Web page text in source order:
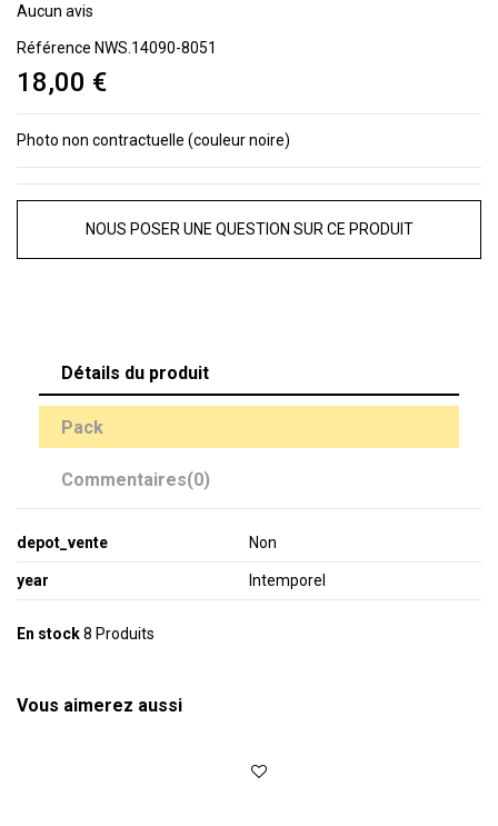
Aucun avis
Référence NWS.14090-8051
18,00 €
Photo non contractuelle (couleur noire)
NOUS POSER UNE QUESTION SUR CE PRODUIT
Détails du produit
Pack
Commentaires(0)
depot_vente Non
year Intemporel
En stock8 Produits
Vous aimerez aussi